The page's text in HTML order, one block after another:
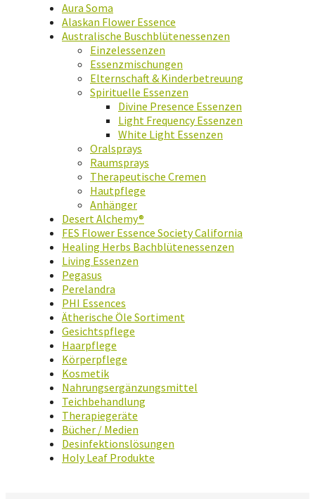
Aura Soma
Alaskan Flower Essence
Australische Buschblütenessenzen
Einzelessenzen
Essenzmischungen
Elternschaft & Kinderbetreuung
Spirituelle Essenzen
Divine Presence Essenzen
Light Frequency Essenzen
White Light Essenzen
Oralsprays
Raumsprays
Therapeutische Cremen
Hautpflege
Anhänger
Desert Alchemy®
FES Flower Essence Society California
Healing Herbs Bachblütenessenzen
Living Essenzen
Pegasus
Perelandra
PHI Essences
Ätherische Öle Sortiment
Gesichtspflege
Haarpflege
Körperpflege
Kosmetik
Nahrungsergänzungsmittel
Teichbehandlung
Therapiegeräte
Bücher / Medien
Desinfektionslösungen
Holy Leaf Produkte